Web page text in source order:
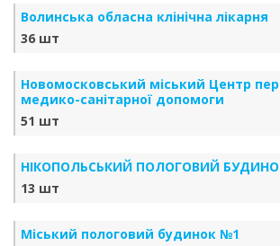
Волинська обласна клінічна лікарня
36 шт
Новомосковський міський Центр
медико-санітарної допомоги
51 шт
НІКОПОЛЬСЬКИЙ ПОЛОГОВИЙ
13 шт
Міський пологовий будинок №1